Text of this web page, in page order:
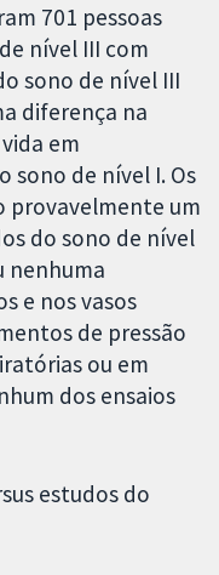
701 pessoas
nível III com
sono de nível III
diferença na
em
sono de nível I. Os
provavelmente um
do sono de nível
nenhuma
e nos vasos
de pressão
ou em
dos ensaios
estudos do